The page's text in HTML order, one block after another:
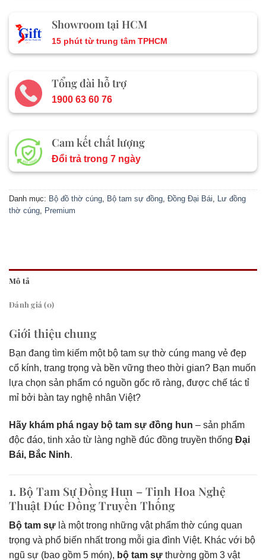
Showroom tại HCM
15 phút từ trung tâm TPHCM
Tổng đài hỗ trợ
1900 63 60 76
Cam kết chất lượng
Đổi trả trong 7 ngày
Danh mục: Bộ đồ thờ cúng Bộ tam sự đồng Đồng Đại Bái
Lư đồng
thờ cúng
Premium
Mô tả
Đánh giá (0)
Giới thiệu chung
Bạn đang tìm kiếm một bộ tam sự thờ cúng mang vẻ đẹp
cổ kính, trang trọng và bền vững theo thời gian? Bạn muốn
lựa chọn sản phẩm có nguồn gốc rõ ràng, được chế tác tỉ
mỉ bởi bàn tay nghệ nhân Việt?
Hãy khám phá ngay bộ tam sự đồng hun – sản phẩm
độc đáo, tinh xảo từ làng nghề đúc đồng truyền thống Đại
Bái, Bắc Ninh.
1. Bộ Tam Sự Đồng Hun – Tinh Hoa Nghệ
Thuật Đúc Đồng Truyền Thống
Bộ tam sự là một trong những vật phẩm thờ cúng quan
trọng và phổ biến nhất trong mỗi gia đình Việt. Khác với bộ
ngũ sự (bao gồm 5 món), bộ tam sự thường gồm 3 vật